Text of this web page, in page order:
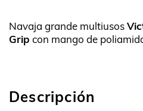
Navaja grande multiusos
Grip con mango de
Descripción